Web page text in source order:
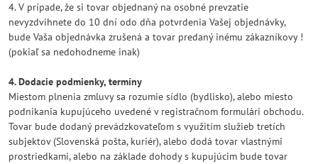
4. V prípade, že si tovar objednaný na osobné prevzatie
nevyzdvihnete do 10 dní odo dňa potvrdenia Vašej objednávky,
bude Vaša objednávka zrušená a tovar predaný inému zákazníkovy !
(pokiaľ sa nedohodneme inak)
4. Dodacie podmienky, termíny
Miestom plnenia zmluvy sa rozumie sídlo (bydlisko), alebo miesto
podnikania kupujúceho uvedené v registračnom formulári obchodu.
Tovar bude dodaný prevádzkovateľom s využitím služieb tretích
subjektov (Slovenská pošta, kuriér), alebo dodá tovar vlastnými
prostriedkami, alebo na základe dohody s kupujúcim bude tovar